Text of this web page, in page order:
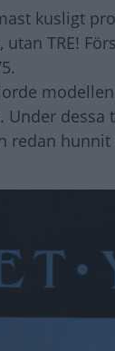
kusligt
utan TRE!
Under
redan